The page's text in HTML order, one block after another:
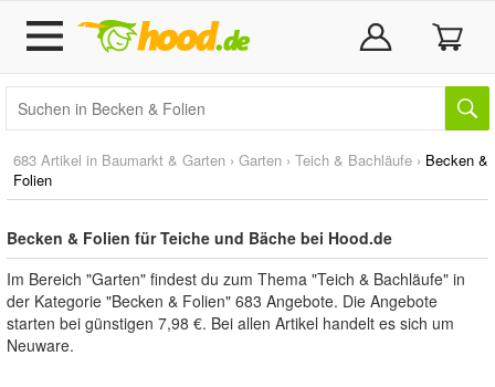
683 Artikel in Baumarkt & Garten › Garten › Teich & Bachläufe › Becken &
Folien
Becken & Folien für Teiche und Bäche bei Hood.de
Im Bereich "Garten" findest du zum Thema "Teich & Bachläufe" in
der Kategorie "Becken & Folien" 683 Angebote. Die Angebote
starten bei günstigen 7,98 €. Bei allen Artikel handelt es sich um
Neuware.